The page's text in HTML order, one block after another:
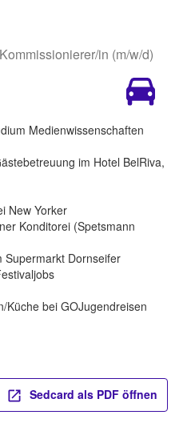
in (m/w/d)
Medienwissenschaften
im Hotel BelRiva,
New Yorker
Konditorei (Spetsmann
Supermarkt Dornseifer
Küche bei GOJugendreisen
Sedcard als PDF öffnen